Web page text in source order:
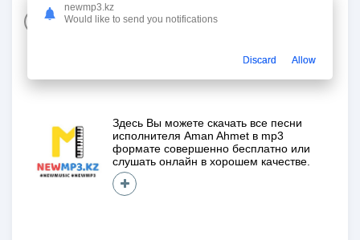
Aman Ahmet -Baqytty boludy uiret sen
Здесь Вы можете скачать все песни
исполнителя Aman Ahmet в mp3
формате совершенно бесплатно или
слушать онлайн в хорошем качестве.
newmp3.kz
Would like to send you notifications
Discard Allow